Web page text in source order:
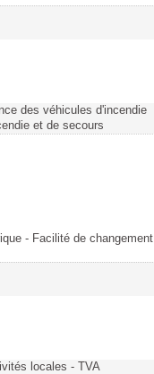
des véhicules d'incendie
et de secours
- Facilité de changement
locales - TVA